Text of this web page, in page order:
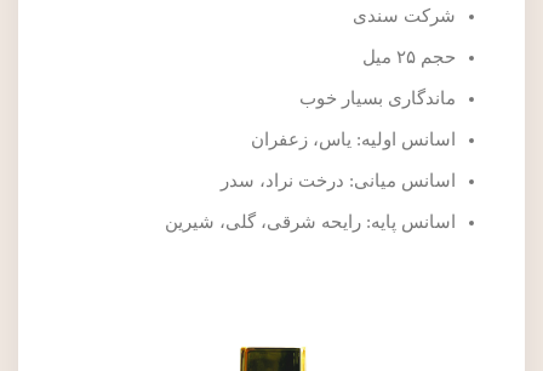
شرکت سندی
حجم ۲۵ میل
ماندگاری بسیار خوب
اسانس اولیه: یاس، زعفران
اسانس میانی: درخت نراد، سدر
اسانس پایه: رایحه شرقی، گلی، شیرین